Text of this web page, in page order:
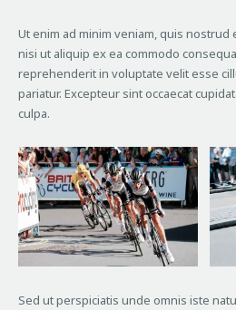
Ut enim ad minim veniam, quis nostrud
nisi ut aliquip ex ea commodo
reprehenderit in voluptate velit esse
pariatur. Excepteur sint occaecat
culpa.
Sed ut perspiciatis unde omnis iste